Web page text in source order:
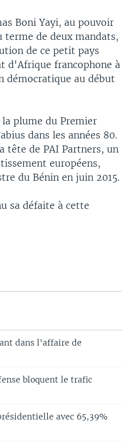
Boni Yayi, au pouvoir
de deux mandats,
de ce petit pays
d'Afrique francophone à
démocratique au début
plume du Premier
dans les années 80.
tête de PAI Partners, un
européens,
du Bénin en juin 2015.
sa défaite à cette
dans l'affaire de
bloquent le trafic
avec 65,39%